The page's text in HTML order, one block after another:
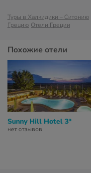
Туры в Халкидики – Ситонию
Грецию Отели Греции
Похожие отели
Sunny Hill Hotel 3*
нет отзывов